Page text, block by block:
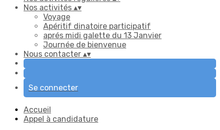
Nos activités ▴▾
Voyage
Apéritif dinatoire participatif
aprés midi galette du 13 Janvier
Journée de bienvenue
Nous contacter ▴▾
Se connecter
Accueil
Appel à candidature